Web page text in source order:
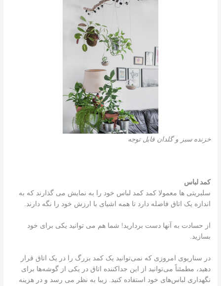
خزنده سبز و گلدان قابل توجه
کمد لباس
سلبریتی ها معمولا کمد کمد لباس خود را به نمایش می گذارند که به
اندازه یک اتاق فاصله دارد تا همه اشیای با ارزش خود را نگه دارند.
از حسادت به آنها دست بردارید! شما هم می توانید یکی برای خود
بسازید.
در سناریوی امروزی که نمی‌توانید یک کمد بزرگ را در یک اتاق قرار
دهید، مطمئناً می‌توانید از این جداکننده اتاق در یکی از گوشه‌ها برای
نگهداری لباس‌های خود استفاده کنید. زیبا به نظر می رسد و در هزینه